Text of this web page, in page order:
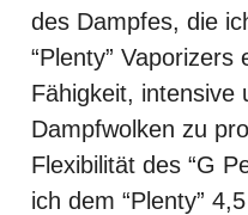
des Dampfes, die
“Plenty”
Fähigkeit, intensive
Dampfwolken zu
Flexibilität des “G
ich dem “Plenty”